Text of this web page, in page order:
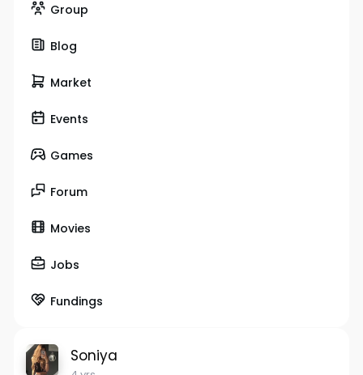
Group
Blog
Market
Events
Games
Forum
Movies
Jobs
Fundings
Soniya